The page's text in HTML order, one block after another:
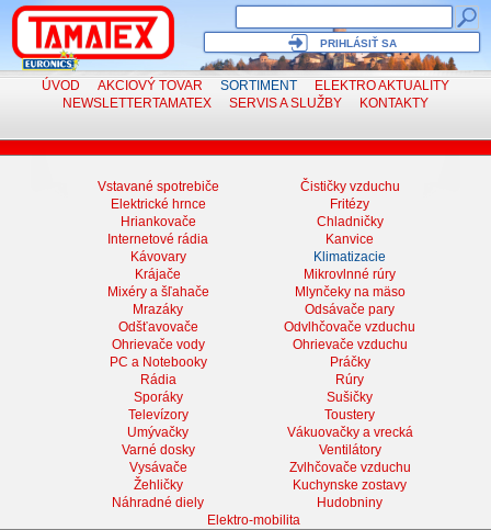
PRIHLÁSIŤ SA
ÚVOD AKCIOVÝ TOVAR SORTIMENT ELEKTROAKTUALITY
NEWSLETTERTAMATEX SERVISA SLUŽBY KONTAKTY
Vstavané spotrebiče
Čističky vzduchu
Elektrické hrnce
Fritézy
Hriankovače
Chladničky
Internetové rádia
Kanvice
Kávovary
Klimatizacie
Krájače
Mikrovlnné rúry
Mixéry a šľahače
Mlynčeky na mäso
Mrazáky
Odsávače pary
Odšťavovače
Odvlhčovače vzduchu
Ohrievače vody
Ohrievače vzduchu
PC a Notebooky
Práčky
Rádia
Rúry
Sporáky
Sušičky
Televízory
Toustery
Umývačky
Vákuovačky a vrecká
Varné dosky
Ventilátory
Vysávače
Zvlhčovače vzduchu
Žehličky
Kuchynske zostavy
Náhradné diely
Hudobniny
Elektro-mobilita